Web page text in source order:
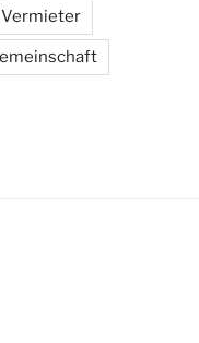
Vermieter